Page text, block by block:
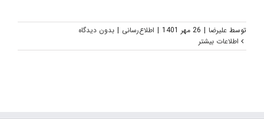
توسط علیرضا | 26 مهر 1401 | اطلاع‌رسانی | بدون ديدگاه
اطلاعات بیشتر